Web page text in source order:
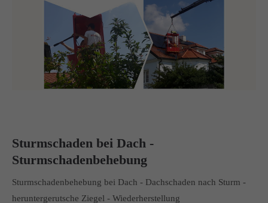
Sturmschaden bei Dach -
Sturmschadenbehebung
Sturmschadenbehebung bei Dach - Dachschaden nach Sturm -
heruntergerutsche Ziegel - Wiederherstellung